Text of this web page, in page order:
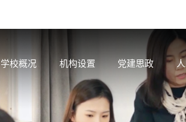
学校概况 机构设置 党建思政